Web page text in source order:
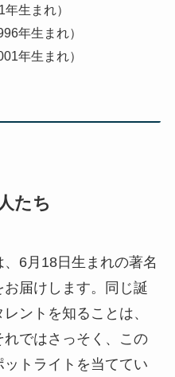
生まれ）
年生まれ）
年生まれ）
たち
6月18日生まれの著名
届けします。同じ誕
ントを知ることは、
ではさっそく、この
トライトを当ててい